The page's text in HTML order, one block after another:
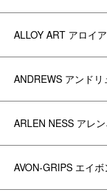
ALLOY ART アロイ
ANDREWS アンドリ
ARLEN NESS アレ
AVON-GRIPS エイ